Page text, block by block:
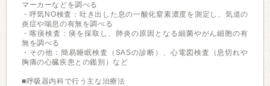
マーカーなどを調べる
・呼気NO検査：吐き出した息の一酸化窒素濃度を測定し、気道の
炎症や喘息の有無を調べる
・喀痰検査：痰を採取し、肺炎の原因となる細菌やがん細胞の有
無を調べる
・その他：簡易睡眠検査（SASの診断）、心電図検査（息切れや
胸痛の心臓疾患との鑑別）など
■呼吸器内科で行う主な治療法